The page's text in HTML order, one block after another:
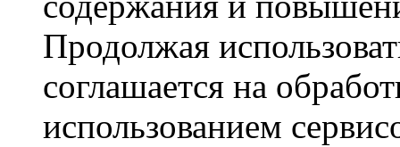
Продолжая
соглашается на
использованием